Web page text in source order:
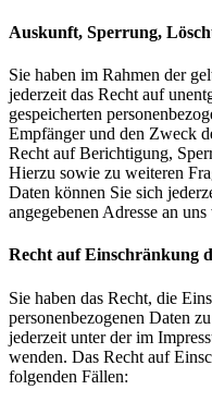
Auskunft, Sperrung,
Sie haben im Rahmen der
jederzeit das Recht auf
gespeicherten
Empfänger und den Zweck
Recht auf Berichtigung,
Hierzu sowie zu weiteren
Daten können Sie sich
angegebenen Adresse an
Recht auf Einschränkung
Sie haben das Recht, die
personenbezogenen Daten
jederzeit unter der im
wenden. Das Recht auf
folgenden Fällen: